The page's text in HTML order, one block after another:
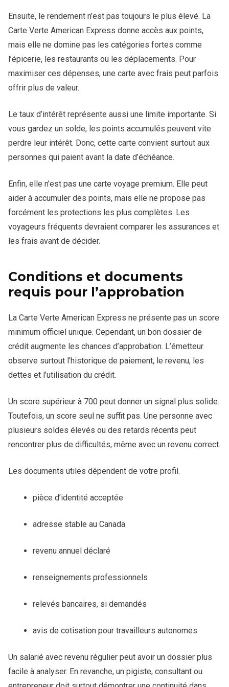
Ensuite, le rendement n’est pas toujours le plus élevé. La
Carte Verte American Express donne accès aux points,
mais elle ne domine pas les catégories fortes comme
l’épicerie, les restaurants ou les déplacements. Pour
maximiser ces dépenses, une carte avec frais peut parfois
offrir plus de valeur.
Le taux d’intérêt représente aussi une limite importante. Si
vous gardez un solde, les points accumulés peuvent vite
perdre leur intérêt. Donc, cette carte convient surtout aux
personnes qui paient avant la date d’échéance.
Enfin, elle n’est pas une carte voyage premium. Elle peut
aider à accumuler des points, mais elle ne propose pas
forcément les protections les plus complètes. Les
voyageurs fréquents devraient comparer les assurances et
les frais avant de décider.
Conditions et documents
requis pour l’approbation
La Carte Verte American Express ne présente pas un score
minimum officiel unique. Cependant, un bon dossier de
crédit augmente les chances d’approbation. L’émetteur
observe surtout l’historique de paiement, le revenu, les
dettes et l’utilisation du crédit.
Un score supérieur à 700 peut donner un signal plus solide.
Toutefois, un score seul ne suffit pas. Une personne avec
plusieurs soldes élevés ou des retards récents peut
rencontrer plus de difficultés, même avec un revenu correct.
Les documents utiles dépendent de votre profil.
pièce d’identité acceptée
adresse stable au Canada
revenu annuel déclaré
renseignements professionnels
relevés bancaires, si demandés
avis de cotisation pour travailleurs autonomes
Un salarié avec revenu régulier peut avoir un dossier plus
facile à analyser. En revanche, un pigiste, consultant ou